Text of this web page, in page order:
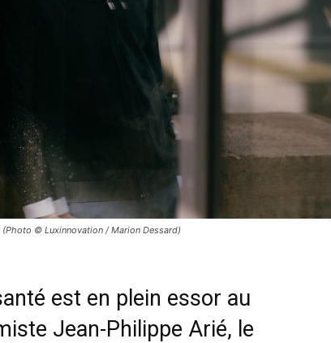
© Luxinnovation / Marion Dessard)
est en plein essor au
Jean-Philippe Arié, le